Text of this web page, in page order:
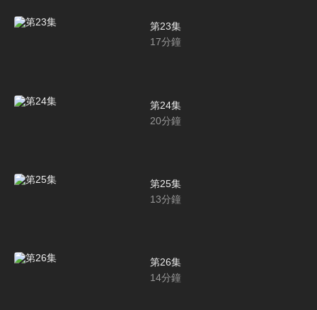
第23集
17分鐘
第24集
20分鐘
第25集
13分鐘
第26集
14分鐘